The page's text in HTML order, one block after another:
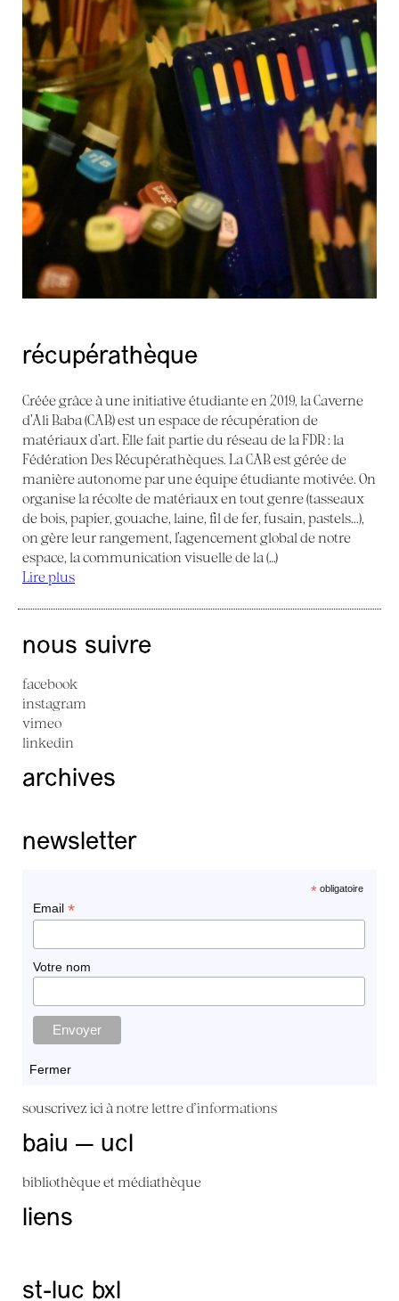
récupérathèque
Créée grâce à une initiative étudiante en 2019, la Caverne
d’Ali Baba (CAB) est un espace de récupération de
matériaux d’art. Elle fait partie du réseau de la FDR : la
Fédération Des Récupérathèques. La CAB est gérée de
manière autonome par une équipe étudiante motivée. On
organise la récolte de matériaux en tout genre (tasseaux
de bois, papier, gouache, laine, fil de fer, fusain, pastels...),
on gère leur rangement, l’agencement global de notre
espace, la communication visuelle de la (…)
Lire plus
nous suivre
facebook
instagram
vimeo
linkedin
archives
newsletter
*obligatoire
Email *
Votre nom
Fermer
souscrivez ici à notre lettre d'informations
baiu — ucl
bibliothèque et médiathèque
liens
st-luc bxl